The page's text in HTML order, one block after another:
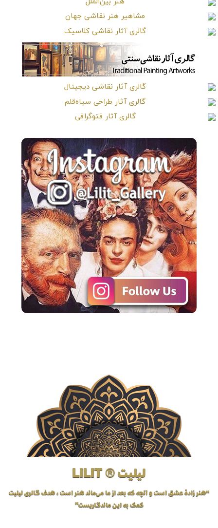
لیلیت ® LILIT
“هنر زادهٔ عشق است و آنچه که بعد از ما می‌ماند هنر است، هدف گالری لیلیت
کمک به این ماندگاریست”